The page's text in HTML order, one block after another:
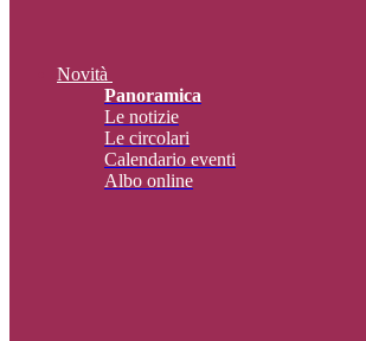
Novità
Panoramica
Le notizie
Le circolari
Calendario eventi
Albo online